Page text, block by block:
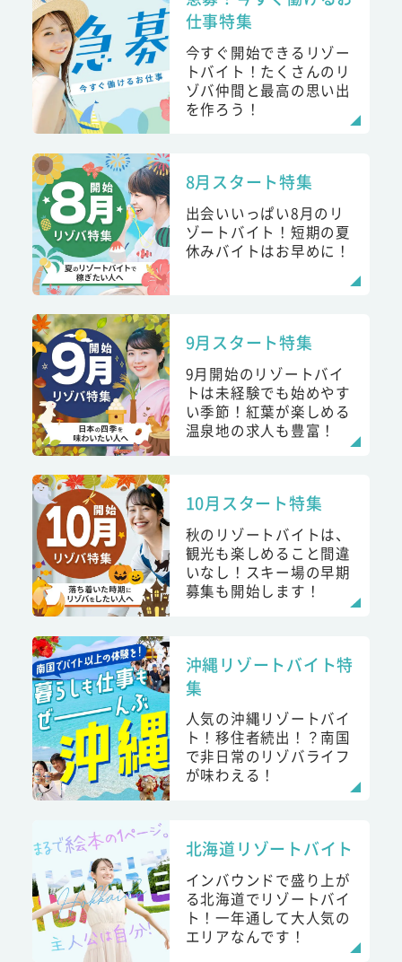
仕事特集
今すぐ開始できるリゾー
トバイト！たくさんのリ
ゾバ仲間と最高の思い出
を作ろう！
8月スタート特集
出会いいっぱい8月のリ
ゾートバイト！短期の夏
休みバイトはお早めに！
9月スタート特集
9月開始のリゾートバイ
トは未経験でも始めやす
い季節！紅葉が楽しめる
温泉地の求人も豊富！
10月スタート特集
秋のリゾートバイトは、
観光も楽しめること間違
いなし！スキー場の早期
募集も開始します！
沖縄リゾートバイト特
集
人気の沖縄リゾートバイ
ト！移住者続出！？南国
で非日常のリゾバライフ
が味わえる！
北海道リゾートバイト
インバウンドで盛り上が
る北海道でリゾートバイ
ト！一年通して大人気の
エリアなんです！